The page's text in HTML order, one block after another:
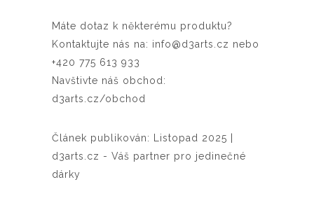
Máte dotaz k některému produktu?
Kontaktujte nás na: info@d3arts.cz nebo
+420 775 613 933
Navštivte náš obchod:
d3arts.cz/obchod
Článek publikován: Listopad 2025 |
d3arts.cz - Váš partner pro jedinečné
dárky